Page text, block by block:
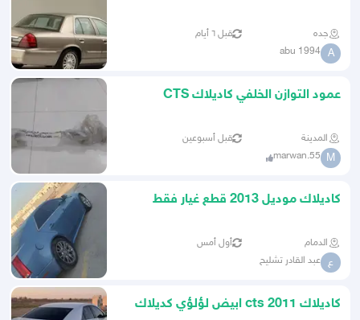
جده قبل ٦ أيام
A
abu 1994
عمود التوازن الخلفي كاديلاك CTS
المدينة قبل أسبوعين
M
marwan.55
كاديلاك موديل 2013 قطع غيار فقط
الدمام أول أمس
ع عبد القادر تشليح
كاديلاك cts 2011 ابيض لؤلؤي كديلاك